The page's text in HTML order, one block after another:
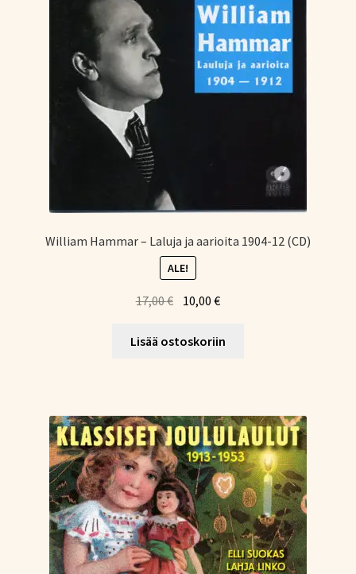
William Hammar – Laluja ja aarioita 1904-12 (CD)
ALE!
17,00€ Alkuperäinen
oli:
10,00€Nykyinen
on:
Lisää ostoskoriin